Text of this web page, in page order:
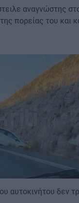
αναγνώστης
πορείας του και
αυτοκινήτου δεν